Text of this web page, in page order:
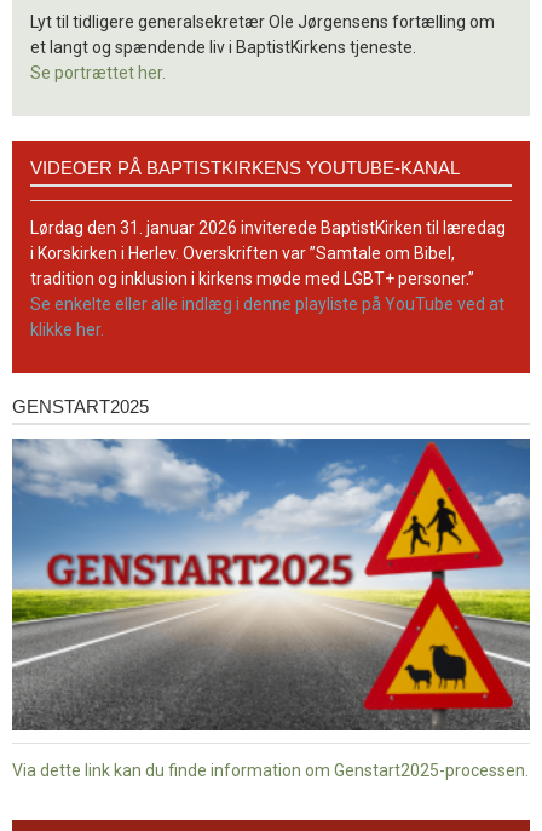
Lyt til tidligere generalsekretær Ole Jørgensens fortælling om
et langt og spændende liv i BaptistKirkens tjeneste.
Se portrættet her.
BaptistKirkens
YouTube-
kanal
VIDEOER PÅ BAPTISTKIRKENS YOUTUBE-KANAL
Lørdag den 31. januar 2026 inviterede BaptistKirken til læredag
i Korskirken i Herlev. Overskriften var ”Samtale om Bibel,
tradition og inklusion i kirkens møde med LGBT+ personer.”
Se enkelte eller alle indlæg i denne playliste på YouTube ved at
klikke her.
Genstart2025
GENSTART2025
Via dette link kan du finde information om Genstart2025-processen.